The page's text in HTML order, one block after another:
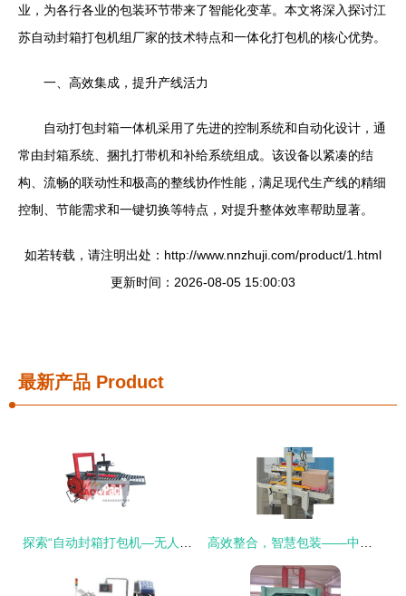
业，为各行各业的包装环节带来了智能化变革。本文将深入探讨江
苏自动封箱打包机组厂家的技术特点和一体化打包机的核心优势。
一、高效集成，提升产线活力
自动打包封箱一体机采用了先进的控制系统和自动化设计，通
常由封箱系统、捆扎打带机和补给系统组成。该设备以紧凑的结
构、流畅的联动性和极高的整线协作性能，满足现代生产线的精细
控制、节能需求和一键切换等特点，对提升整体效率帮助显著。
如若转载，请注明出处：http://www.nnzhuji.com/product/1.html
更新时间：2026-08-05 15:00:03
最新产品 Product